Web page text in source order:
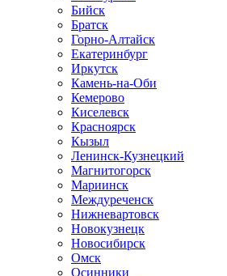
Бийск
Братск
Горно-Алтайск
Екатеринбург
Иркутск
Камень-на-Оби
Кемерово
Киселевск
Красноярск
Кызыл
Ленинск-Кузнецкий
Магнитогорск
Мариинск
Междуреченск
Нижневартовск
Новокузнецк
Новосибирск
Омск
Осинники